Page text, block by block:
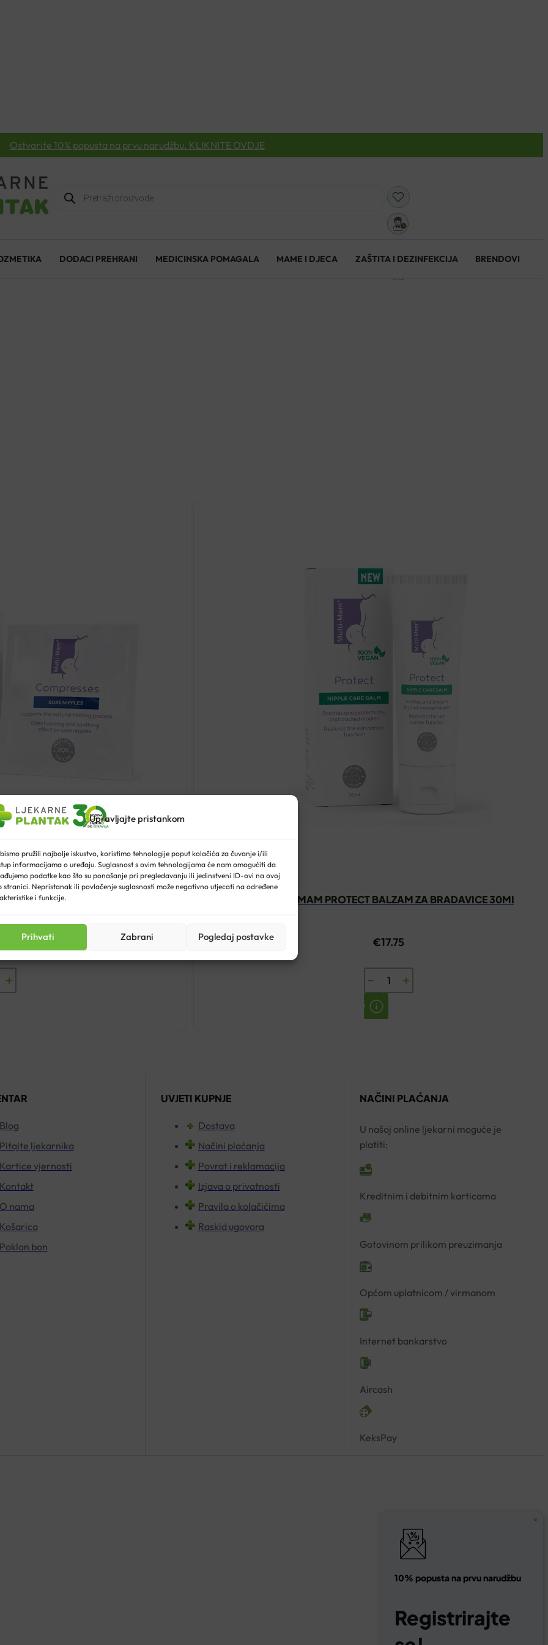
Upravljajte pristankom
pružili najbolje iskustvo, koristimo tehnologije poput kolačića za čuvanje i/ili
informacijama o uređaju. Suglasnost s ovim tehnologijama će nam omogućiti da
podatke kao što su ponašanje pri pregledavanju ili jedinstveni ID-ovi na ovoj
stranici. Nepristanak ili povlačenje suglasnosti može negativno utjecati na određene
i funkcije.
Prihvati Zabrani Pogledaj postavke
Ostvarite 10% popusta na prvu narudžbu. KLIKNITE OVDJE
Products
search
DODACI PREHRANI MEDICINSKA POMAGALA MAME I DJECA ZAŠTITA I DEZINFEKCIJA BRENDOVI
ZA GRUDI A12 MULTI-MAM PROTECT BALZAM ZA BRADAVICE 30ML
€17.75
MULTI-
MAM
PROTECT
količina
Blog
Pitajte ljekarnika
Kartice vjernosti
Kontakt
O nama
Košarica
Poklon bon
UVJETI KUPNJE
Dostava
Načini plaćanja
Povrat i reklamacija
Izjava o privatnosti
Pravila o kolačićima
Raskid ugovora
NAČINI PLAĆANJA
U našoj online ljekarni moguće je
platiti:
Kreditnim i debitnim karticama
Gotovinom prilikom preuzimanja
Općom uplatnicom / virmanom
Internet bankarstvo
Aircash
KeksPay
10% popusta na prvu narudžbu
Registrirajte